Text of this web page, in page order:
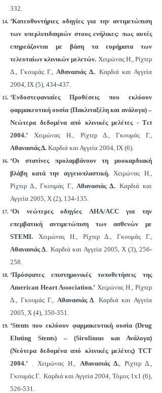
332.
‘Κατευθυντήριες οδηγίες για την αντιμετώπιση
των υπερλιπιδαιμιών στους ενήλικες: πως αυτές
επηρεάζονται με βάση τα ευρήματα των
τελευταίων κλινικών μελετών. Χειμώνας Η., Ρίχτερ
Δ., Γκουμάς Γ.,Αθανασιάς Δ.. Καρδιά και Αγγεία
2004, IΧ (5), 434-437.
‘Ενδοστεφανιαίες Προθέσεις που εκλύουν
φαρμακευτική ουσία (Πακλιταξέλη και ανάλογα) –
Νεώτερα δεδομένα από κλινικές μελέτες - Τct
2004.’ Χειμώνας Η., Ρίχτερ Δ., Γκουμάς Γ.,
Αθανασιάς Δ. Καρδιά και Αγγεία 2004, IΧ (6).
‘Oι στατίνες προλαμβάνουν τη μυοκαρδιακή
βλάβη κατά την αγγειοπλαστική.Χειμώνας Η.,
Ρίχτερ Δ., Γκουμάς Γ.,Αθανασιάς Δ.. Καρδιά και
Αγγεία 2005, Χ (2), 134-135.
‘Οι νεώτερες οδηγίες AHA/ACC για την
επεμβατική αντιμετώπιση των ασθενών με
STEMI. Χειμώνας Η., Ρίχτερ Δ., Γκουμάς Γ.,
Αθανασιάς Δ.. Καρδιά και Αγγεία 2005, Χ (3), 256-
258.
‘Πρόσφατες επιστημονικές τοποθετήσεις της
American Heart Association.’ Χειμώνας Η., Ρίχτερ
Δ., Γκουμάς Γ., Αθανασιάς Δ. Καρδιά και Αγγεία
2005, Χ (4), 350-351.
‘Stents που εκλύουν φαρμακευτική ουσία (Drug
Eluting Stents) – (Sirolimus και Ανάλογα)
(Νεότερα δεδομένα από κλινικές μελέτες) TCT
2004.’ . Χειμώνας Η., Αθανασιάς Δ., Ρίχτερ Δ.,
Γκουμάς Γ.. Καρδιά και Αγγεία 2004, Τόμος 1x1 (6),
526-531.